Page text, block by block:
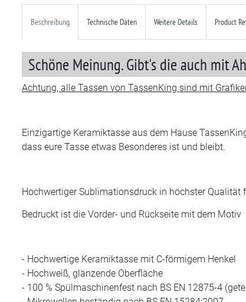
Beschreibung Technische Daten Weitere Details Product
Schöne Meinung. Gibt's die auch mit
Achtung, alle Tassen von TassenKing sind mit
Einzigartige Keramiktasse aus dem Hause
dass eure Tasse etwas Besonderes ist und bleibt.
Hochwertiger Sublimationsdruck in höchster Qualität
Bedruckt ist die Vorder- und Rückseite mit dem Motiv
- Hochwertige Keramiktasse mit C-förmigem Henkel
- Hochweiß, glänzende Oberfläche
- 100 % Spülmaschinenfest nach BS EN 12875-4